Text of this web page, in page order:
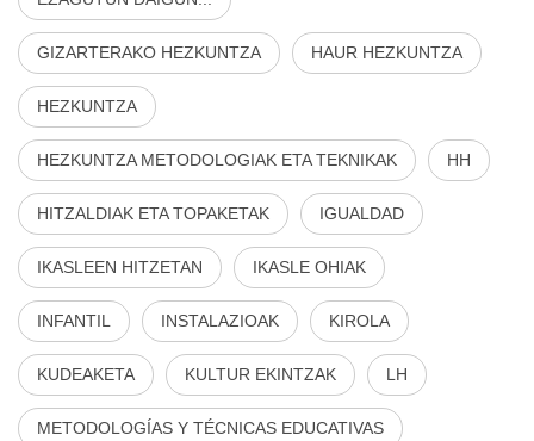
GIZARTERAKO HEZKUNTZA HAUR HEZKUNTZA
HEZKUNTZA
HEZKUNTZA METODOLOGIAK ETA TEKNIKAK HH
HITZALDIAK ETA TOPAKETAK IGUALDAD
IKASLEEN HITZETAN IKASLE OHIAK
INFANTIL INSTALAZIOAK KIROLA
KUDEAKETA KULTUR EKINTZAK LH
METODOLOGÍAS Y TÉCNICAS EDUCATIVAS